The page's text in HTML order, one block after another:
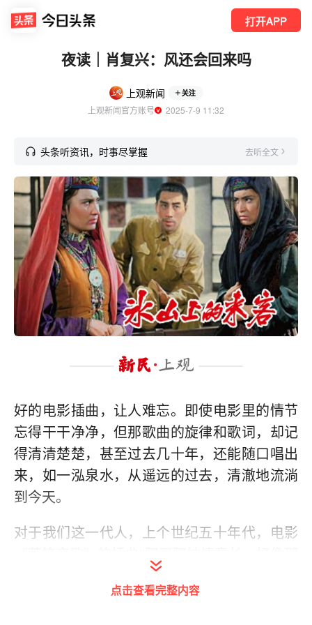
打开APP
夜读｜肖复兴：风还会回来吗
上观新闻 关注
上观新闻官方账号
  2025-7-9 11:32
头条听资讯，时事尽掌握 去听全文
好的电影插曲，让人难忘。即使电影里的情节
忘得干干净净，但那歌曲的旋律和歌词，却记
得清清楚楚，甚至过去几十年，还能随口唱出
来，如一泓泉水，从遥远的过去，清澈地流淌
到今天。
对于我们这一代人，上个世纪五十年代，电影
流水日夜响……”和电影《护士日记》的插曲“小
燕子，穿花衣，年年春天来这里……”温暖了我
点击查看完整内容